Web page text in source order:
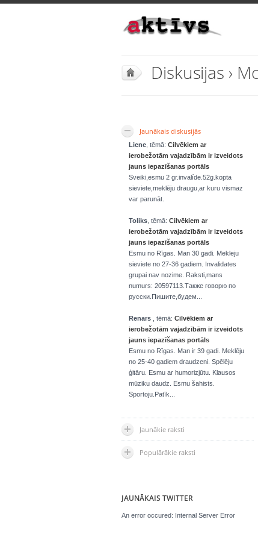
Diskusijas ›
Jaunākais diskusijās
Liene , tēmā: Cilvēkiem ar
ierobežotām vajadzībām ir izveidots
jauns iepazīšanas portāls
Sveiki,esmu 2 gr.invalíde.52g.kopta
sieviete,meklēju draugu,ar kuru vismaz
var parunāt.
Toliks , tēmā: Cilvēkiem ar
ierobežotām vajadzībām ir izveidots
jauns iepazīšanas portāls
Esmu no Rīgas. Man 30 gadi. Mekleju
sieviete no 27-36 gadiem. Invalidates
grupai nav nozime. Raksti,mans
numurs: 20597113.Также говорю по
русски.Пишите,будем...
Renars , tēmā: Cilvēkiem ar
ierobežotām vajadzībām ir izveidots
jauns iepazīšanas portāls
Esmu no Rīgas. Man ir 39 gadi. Meklēju
no 25-40 gadiem draudzeni. Spēlēju
ģitāru. Esmu ar humorizjūtu. Klausos
mūziku daudz. Esmu šahists.
Sportoju.Patīk...
Jaunākie raksti
Populārākie raksti
JAUNĀKAIS TWITTER
An error occured: Internal Server Error